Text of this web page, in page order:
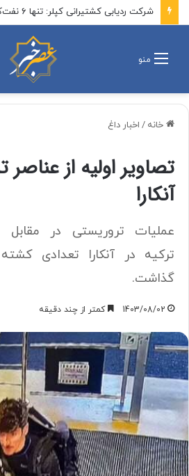
منو
خانه / اخبار داغ
تصاویر اولیه از
آنکارا
عملیات تروریستی در
ترکیه در آنکارا تعدادی
گذاشت.
1403/08/02 کمتر از چند دقیقه